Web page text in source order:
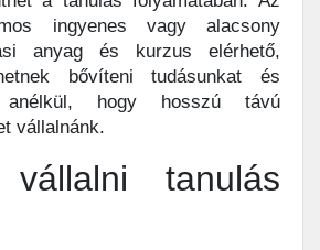
ingyenes vagy alacsony
anyag és kurzus elérhető,
bővíteni tudásunkat és
anélkül, hogy hosszú távú
vállalnánk.
vállalni tanulás